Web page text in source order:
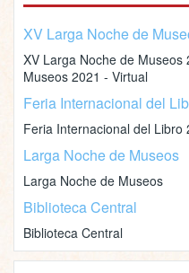
XV Larga Noche de
XV Larga Noche de
Museos 2021 - Virtual
Feria Internacional del
Feria Internacional del Libro
Larga Noche de Museos
Larga Noche de Museos
Biblioteca Central
Biblioteca Central